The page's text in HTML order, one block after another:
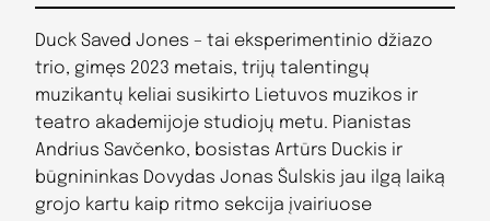
Duck Saved Jones – tai eksperimentinio džiazo
trio, gimęs 2023 metais, trijų talentingų
muzikantų keliai susikirto Lietuvos muzikos ir
teatro akademijoje studiojų metu. Pianistas
Andrius Savčenko, bosistas Artūrs Duckis ir
būgnininkas Dovydas Jonas Šulskis jau ilgą laiką
grojo kartu kaip ritmo sekcija įvairiuose